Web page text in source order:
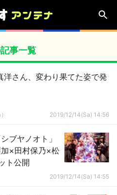
事一覧
洋さん、変わり果てた姿で発
2019/12/14(Sa) 14:56
ブヤノオト」
×田村保乃×松
ト公開
2019/12/14(Sa) 14:55